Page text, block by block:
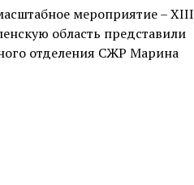
мероприятие – XIII
область представили
отделения СЖР Марина